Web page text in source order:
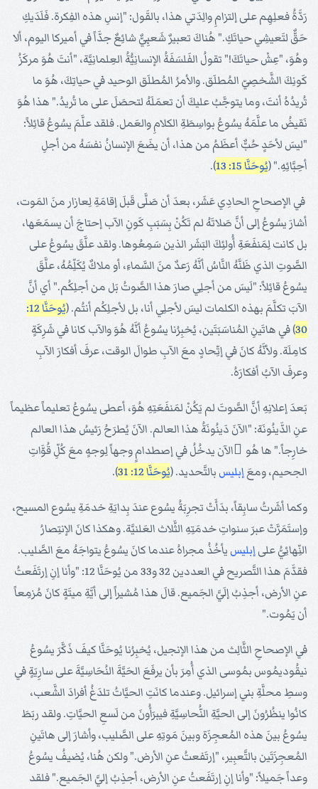
رَدَّةُ فعلِهِم على إلتزامِ والِدَتي هذا، بالقَول: "إنسِ هذه الفِكرة. فَلَدَيكِ
حَقٌّ لتَعيشِي حياتَكِ." هُناكَ تعبيرٌ شَعبِيٌّ شائِعٌ جدَّاً في أميركا اليوم، ألا
وهُوَ، "عِشْ حياتَكَ!" تقولُ الفَلسَفَةُ الإنسانِيُّةُ العِلمانِيَّة، "أنتَ هُوَ مركَزُ
كَونِكَ الشَّخصِيّ المُطلَق. والأمرُ المُطلَق الوحيد في حياتِكَ، هُوَ ما
تُريدُهُ أنتَ، وما يتوجَّبُ عليكَ أن تعمَلَهُ لتحصَلَ على ما تُريدُ." هذا هُوَ
نَقيضُ ما علَّمَهُ يسُوعُ بواسِطَةِ الكلامِ والعَمل. فلقد علَّمَ يسُوعُ قائِلاً:
"ليسَ لأحَدٍ حُبٌّ أعظَمُ من هذا، أن يضَعَ الإنسانُ نفسَهُ من أجلِ
أحِبَّائِهِ." (يُوحَنَّا 15: 13 ).
في الإصحاحِ الحادِي عَشَر، بعدَ أن صَلَّى قَبلَ إقامَةِ لِعازار منَ المَوت،
أشارَ يسُوعُ إلى أنَّ صَلاتَهُ لم تَكُنْ بِسَبَبِ كَونِ الآب إحتاجَ أن يسمَعَها،
بل كانت لِمَنفَعَةِ أُولئِكَ البَشَر الذين سَمِعُوها. ولقد علَّقَ يسُوعُ على
الصَّوتِ الذي ظَنَّهُ النَّاسُ أنَّهُ رَعدٌ منَ السَّماءِ، أو ملاكٌ يُكَلِّمُهُ، علَّقَ
يسُوعُ قائِلاً: "لَيسَ من أجلِي صارَ هذا الصَّوتُ بَل من أجلِكُم." أي أنَّ
الآبَ تكلَّمَ بهذه الكلمات ليسَ لأجلِي أنا، بل لأجلِكُم أنتُم. (
يُوحَنَّا 12:
30) في هاتَينِ المُناسَبَتَين، يُخبِرُنا يسُوعُ أنَّهُ هُوَ والآب كانا في شَرِكَةٍ
كامِلَة. ولأنَّهُ كانَ في إتِّحادٍ معَ الآبِ طوالَ الوقت، عرفَ أفكارَ الآبِ
وعرفَ الآبُ أفكارَهُ.
بَعدَ إعلانِهِ أنَّ الصَّوتَ لم يَكُنْ لمَنفَعَتِهِ هُوَ، أعطى يسُوعُ تعليماً عظيماً
عنِ الدَّينُونَة: "الآنَ دَينُونَةُ هذا العالم. الآنَ يُطرَحُ رَئيسُ هذا العالم
خارِجاً." ها هُو َالآن يدخُلُ في إصطدامٍ وجهاً لِوجهٍ معَ كُلِّ قُوَّاتِ
الجحيم، ومعَإبليس بالتَّحديد. (يُوحَنَّا 12: 31 ).
وكما أشَرتُ سابِقاً، بدَأَتْ تجرِبَةُ يسُوع عندَ بِدايَةِ خدمَةِ يسُوع المسيح،
وإستَمَرَّتْ عبرَ سنواتِ خدمَتِهِ الثَّلاث العَلنيَّة. وهكذا كانَ الإنتِصارُ
النِّهائِيُّ علىإبليس يأخُذُ مجراهُ عندما كانَ يسُوعُ يتواجَهُ معَ الصَّليب.
فقدَّمَ هذا التَّصريح في العددين 32 و33 من يُوحَنَّا 12: "وأنا إنِ إرتَفَعتُ
عنِ الأرض، أجذِبُ إلَيَّ الجَميع. قالَ هذا مُشيراً إلى أيَّةِ ميتَةٍ كانَ مُزمِعاً
أن يَمُوت."
في الإصحاحِ الثَّالِث من هذا الإنجيل، يُخبِرُنا يُوحَنَّا كيفَ ذَكَّرَ يسُوعُ
نيقُوديمُوس بمُوسى الذي أُمِرَ بأن يرفَعَ الحَيَّةَ النُحَاسِيَّةَ على سارِيَةٍ في
وسطِ محلَّةِ بني إسرائيل. وعندما كانَتِ الحيَّاتُ تلدَغُ أفرادَ الشَّعب،
كانُوا ينظُرُونَ إلى الحيَّةِ النُّحاسِيَّةِ فيبرَأُونَ من لَسعِ الحيَّاتِ. ولقد ربَطَ
يسُوعُ بينَ هذه المُعجِزَة وبينَ مَوتِهِ على الصَّليب، وأشارَ إلى هاتَينِ
المُعجِزَتَين بالتَّعبِير، "إرتَفعتُ عنِ الأرض." ولكن هُنا، يُضيفُ يسُوعُ
وعداً جَميلاً: "وأنا إنِ إرتَفَعتُ عنِ الأرض، أجذِبُ إليَّ الجَميع." فلقد